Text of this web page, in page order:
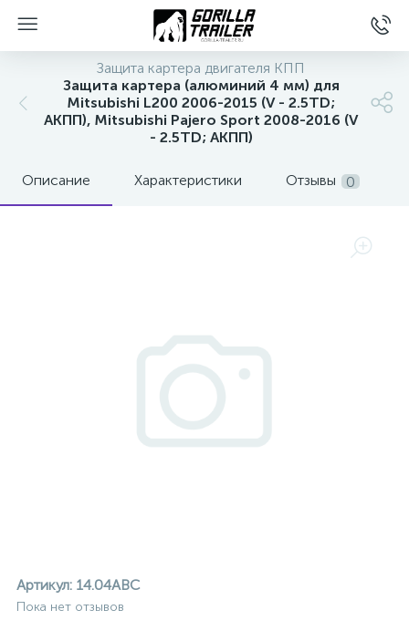
Защита картера двигателя КПП
Защита картера (алюминий 4 мм) для
Mitsubishi L200 2006-2015 (V - 2.5TD;
АКПП), Mitsubishi Pajero Sport 2008-2016 (V
- 2.5TD; АКПП)
Описание Характеристики Отзывы 0
Артикул: 14.04ABC
Пока нет отзывов